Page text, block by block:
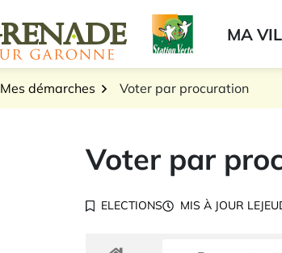
Logo Grenade sur GaronneMA
Mes démarches Voter par procuration
Voter par
ELECTIONS MIS À JOUR LE